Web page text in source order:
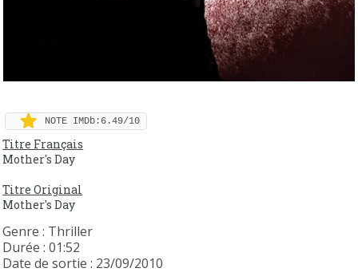
NOTE IMDb:6.49/10
Titre Français
Mother's Day
Titre Original
Mother's Day
Genre : Thriller
Durée : 01:52
Date de sortie : 23/09/2010